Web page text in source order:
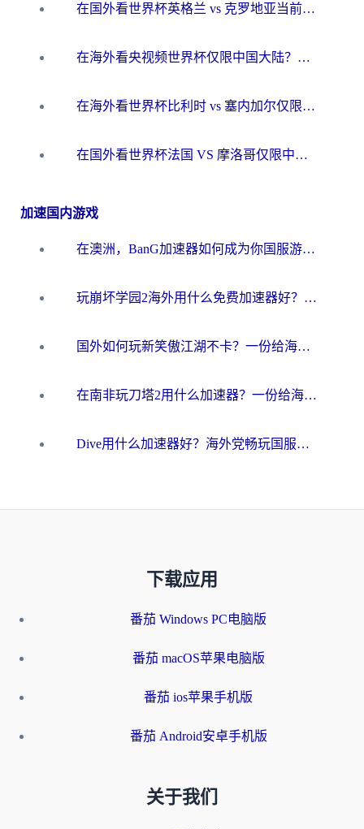
在国外看世界杯英格兰 vs 克罗地亚当前地区不可播放？这篇指南帮你搞定所有海外观赛难题
在海外看央视频世界杯仅限中国大陆？这篇指南帮你解锁中文解说+无卡顿直播
在海外看世界杯比利时 vs 塞内加尔仅限中国大陆？我找到了最流畅的中文解说之路
在国外看世界杯法国 VS 摩洛哥仅限中国大陆？海外党这样看中文解说赛事不卡顿
加速国内游戏
在澳洲，BanG加速器如何成为你国服游戏的“时光机”？
玩崩坏学园2海外用什么免费加速器好？2026海外党亲测国服游戏加速指南
国外如何玩新笑傲江湖不卡？一份给海外游子的终极网络指南
在南非玩刀塔2用什么加速器？一份给海外游子的终极生存指南
Dive用什么加速器好？海外党畅玩国服游戏的终极避坑指南
下载应用
番茄 Windows PC电脑版
番茄 macOS苹果电脑版
番茄 ios苹果手机版
番茄 Android安卓手机版
关于我们